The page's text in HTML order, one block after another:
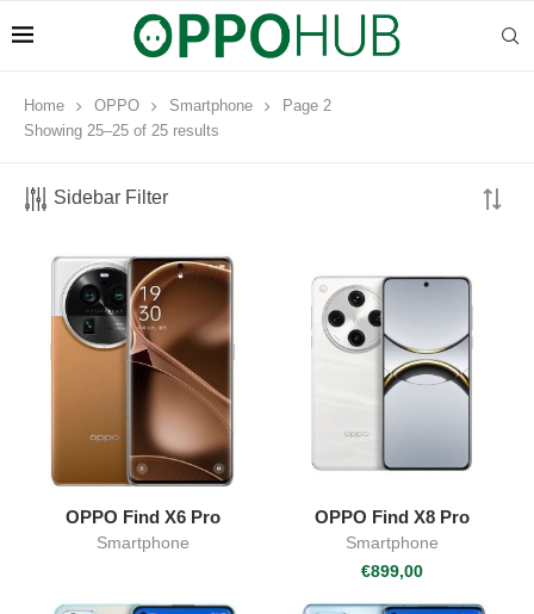
Home OPPO Smartphone
Page 2
Showing 25–25 of 25 results
Sidebar Filter
OPPO Find X6 Pro
Smartphone
OPPO Find X8 Pro
Smartphone
€899,00